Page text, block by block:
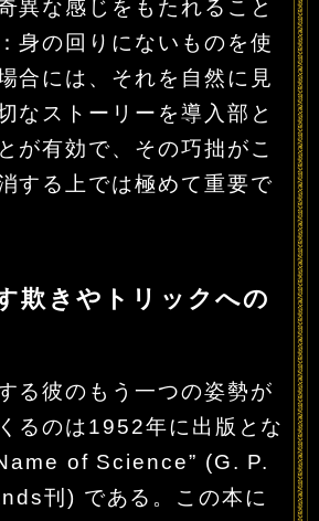
異な感じをもたれること
身の回りにないものを使
合には、それを自然に見
なストーリーを導入部と
が有効で、その巧拙がこ
する上では極めて重要で
欺きやトリックへの
る彼のもう一つの姿勢が
るのは1952年に出版とな
of Science” (G. P.
刊) である。この本に